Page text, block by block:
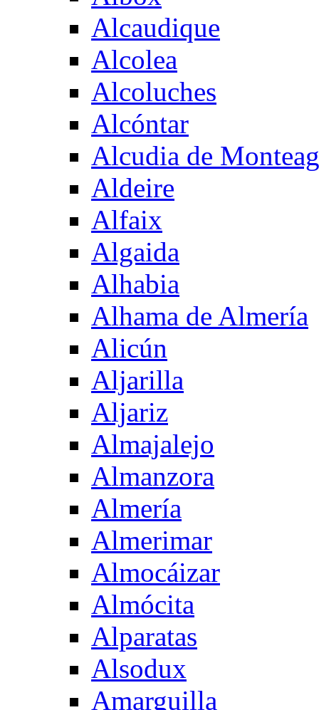
Alcaudique
Alcolea
Alcoluches
Alcóntar
Alcudia de
Aldeire
Alfaix
Algaida
Alhabia
Alhama de Almería
Alicún
Aljarilla
Aljariz
Almajalejo
Almanzora
Almería
Almerimar
Almocáizar
Almócita
Alparatas
Alsodux
Amarguilla